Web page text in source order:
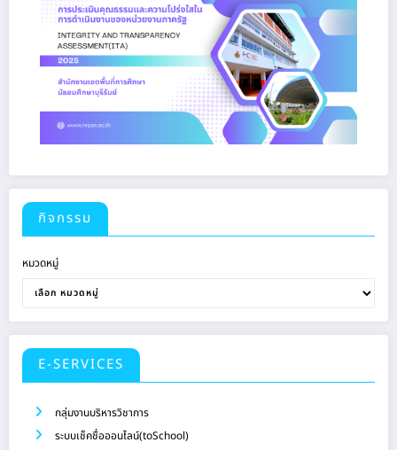
กิจกรรม
หมวดหมู่
E-SERVICES
กลุ่มงานบริหารวิชาการ
ระบบเช็คชื่อออนไลน์(toSchool)